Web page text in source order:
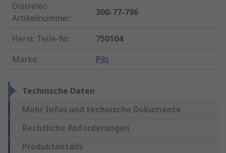
Distrelec-
Artikelnummer:
300-77-796
Herst. Teile-Nr.:
750104
Marke: Pilz
Technische Daten
Mehr Infos und technische Dokumente
Rechtliche Anforderungen
Produktdetails